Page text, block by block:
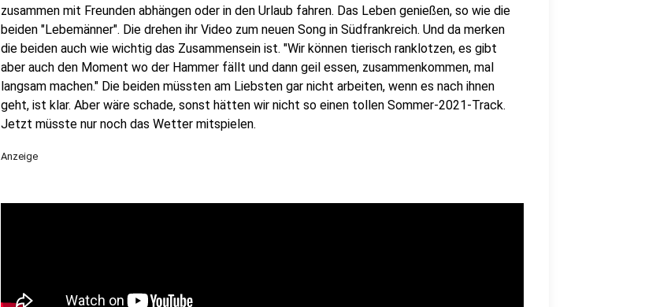
zusammen mit Freunden abhängen oder in den Urlaub fahren. Das Leben genießen, so wie die
beiden "Lebemänner". Die drehen ihr Video zum neuen Song in Südfrankreich. Und da merken
die beiden auch wie wichtig das Zusammensein ist. "Wir können tierisch ranklotzen, es gibt
aber auch den Moment wo der Hammer fällt und dann geil essen, zusammenkommen, mal
langsam machen." Die beiden müssten am Liebsten gar nicht arbeiten, wenn es nach ihnen
geht, ist klar. Aber wäre schade, sonst hätten wir nicht so einen tollen Sommer-2021-Track.
Jetzt müsste nur noch das Wetter mitspielen.
Anzeige